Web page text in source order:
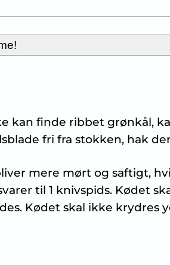
kan finde ribbet grønkål,
fri fra stokken, hak
mere mørt og saftigt,
til 1 knivspids. Kødet
Kødet skal ikke krydres